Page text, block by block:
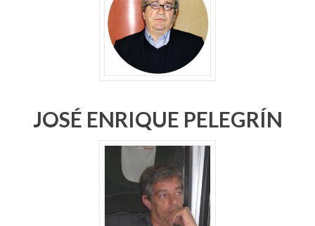
JOSÉ ENRIQUE PELEGRÍN